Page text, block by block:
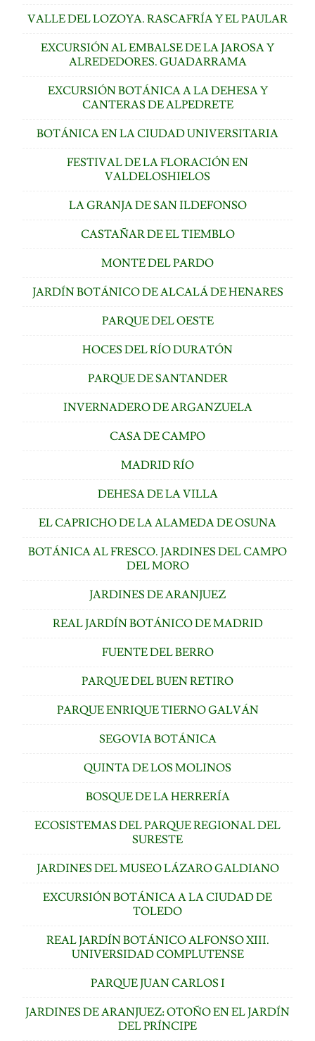
VALLE DEL LOZOYA. RASCAFRÍA Y EL PAULAR
EXCURSIÓN AL EMBALSE DE LA JAROSA Y
ALREDEDORES. GUADARRAMA
EXCURSIÓN BOTÁNICA A LA DEHESA Y
CANTERAS DE ALPEDRETE
BOTÁNICA EN LA CIUDAD UNIVERSITARIA
FESTIVAL DE LA FLORACIÓN EN
VALDELOSHIELOS
LA GRANJA DE SAN ILDEFONSO
CASTAÑAR DE EL TIEMBLO
MONTE DEL PARDO
JARDÍN BOTÁNICO DE ALCALÁ DE HENARES
PARQUE DEL OESTE
HOCES DEL RÍO DURATÓN
PARQUE DE SANTANDER
INVERNADERO DE ARGANZUELA
CASA DE CAMPO
MADRID RÍO
DEHESA DE LA VILLA
EL CAPRICHO DE LA ALAMEDA DE OSUNA
BOTÁNICA AL FRESCO. JARDINES DEL CAMPO
DEL MORO
JARDINES DE ARANJUEZ
REAL JARDÍN BOTÁNICO DE MADRID
FUENTE DEL BERRO
PARQUE DEL BUEN RETIRO
PARQUE ENRIQUE TIERNO GALVÁN
SEGOVIA BOTÁNICA
QUINTA DE LOS MOLINOS
BOSQUE DE LA HERRERÍA
ECOSISTEMAS DEL PARQUE REGIONAL DEL
SURESTE
JARDINES DEL MUSEO LÁZARO GALDIANO
EXCURSIÓN BOTÁNICA A LA CIUDAD DE
TOLEDO
REAL JARDÍN BOTÁNICO ALFONSO XIII.
UNIVERSIDAD COMPLUTENSE
PARQUE JUAN CARLOS I
JARDINES DE ARANJUEZ: OTOÑO EN EL JARDÍN
DEL PRÍNCIPE